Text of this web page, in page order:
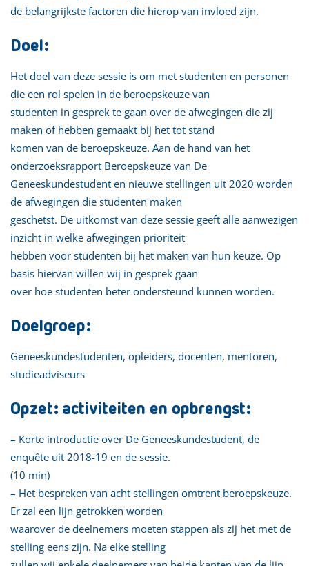
de belangrijkste factoren die hierop van invloed zijn.
Doel:
Het doel van deze sessie is om met studenten en personen
die een rol spelen in de beroepskeuze van
studenten in gesprek te gaan over de afwegingen die zij
maken of hebben gemaakt bij het tot stand
komen van de beroepskeuze. Aan de hand van het
onderzoeksrapport Beroepskeuze van De
Geneeskundestudent en nieuwe stellingen uit 2020 worden
de afwegingen die studenten maken
geschetst. De uitkomst van deze sessie geeft alle aanwezigen
inzicht in welke afwegingen prioriteit
hebben voor studenten bij het maken van hun keuze. Op
basis hiervan willen wij in gesprek gaan
over hoe studenten beter ondersteund kunnen worden.
Doelgroep:
Geneeskundestudenten, opleiders, docenten, mentoren,
studieadviseurs
Opzet: activiteiten en opbrengst:
– Korte introductie over De Geneeskundestudent, de
enquête uit 2018-19 en de sessie.
(10 min)
– Het bespreken van acht stellingen omtrent beroepskeuze.
Er zal een lijn getrokken worden
waarover de deelnemers moeten stappen als zij het met de
stelling eens zijn. Na elke stelling